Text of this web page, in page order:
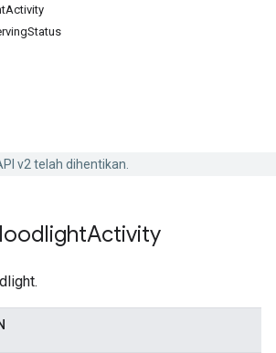
v2 telah dihentikan.
Activity